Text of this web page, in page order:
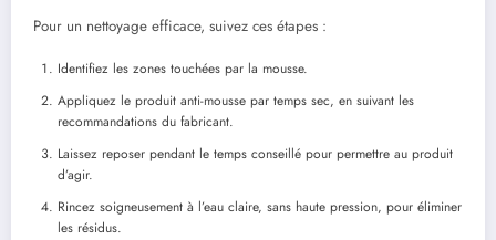
Pour un nettoyage efficace, suivez ces étapes :
Identifiez les zones touchées par la mousse.
Appliquez le produit anti-mousse par temps sec, en suivant les
recommandations du fabricant.
Laissez reposer pendant le temps conseillé pour permettre au produit
d’agir.
Rincez soigneusement à l’eau claire, sans haute pression, pour éliminer
les résidus.